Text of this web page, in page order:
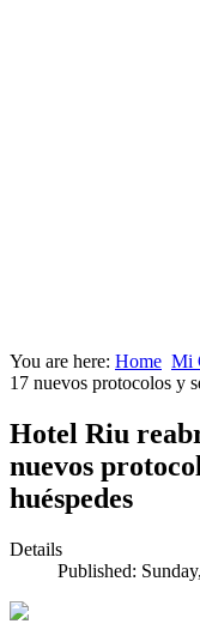
You are here: Home Mi
17 nuevos protocolos y
Hotel Riu
nuevos
huéspedes
Details
Published: